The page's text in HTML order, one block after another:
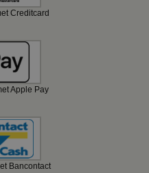
Creditcard
Apple Pay
Bancontact